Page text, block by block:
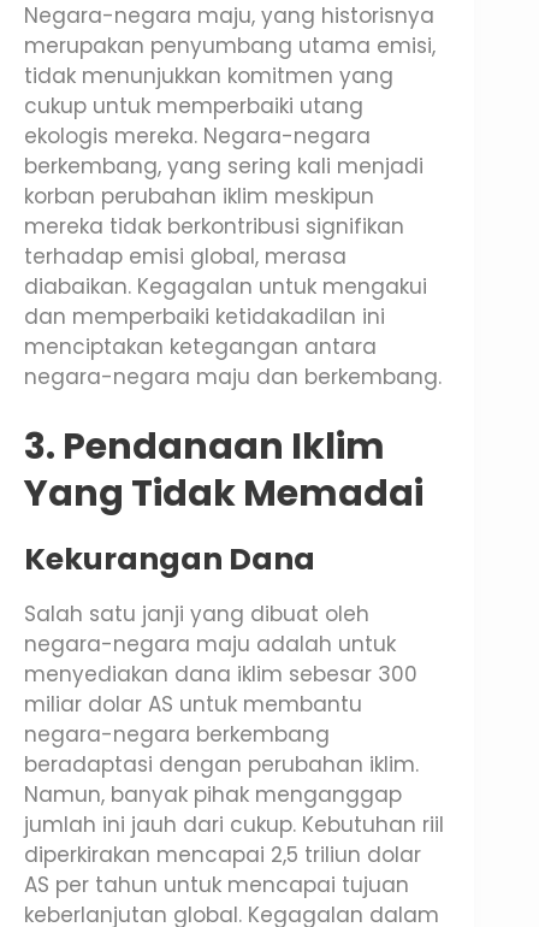
Negara-negara maju, yang historisnya
merupakan penyumbang utama emisi,
tidak menunjukkan komitmen yang
cukup untuk memperbaiki utang
ekologis mereka. Negara-negara
berkembang, yang sering kali menjadi
korban perubahan iklim meskipun
mereka tidak berkontribusi signifikan
terhadap emisi global, merasa
diabaikan. Kegagalan untuk mengakui
dan memperbaiki ketidakadilan ini
menciptakan ketegangan antara
negara-negara maju dan berkembang.
3. Pendanaan Iklim
Yang Tidak Memadai
Kekurangan Dana
Salah satu janji yang dibuat oleh
negara-negara maju adalah untuk
menyediakan dana iklim sebesar 300
miliar dolar AS untuk membantu
negara-negara berkembang
beradaptasi dengan perubahan iklim.
Namun, banyak pihak menganggap
jumlah ini jauh dari cukup. Kebutuhan riil
diperkirakan mencapai 2,5 triliun dolar
AS per tahun untuk mencapai tujuan
keberlanjutan global. Kegagalan dalam